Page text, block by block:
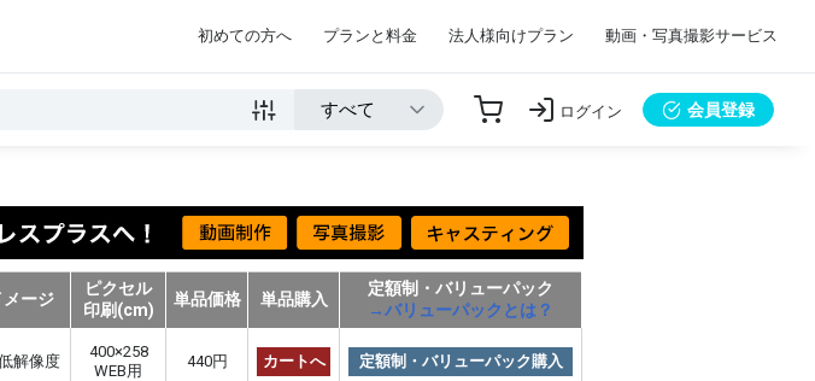
初めての方へ プランと料金 法人様向けプラン 動画・写真撮影サービス
ログイン 会員登録
メージ
ピクセル
印刷(cm)
単品価格 単品購入
定額制・バリューパック
→バリューパックとは？
解像度
400×258
WEB用
440円 カートへ 定額制・バリューパック購入